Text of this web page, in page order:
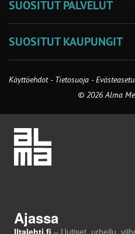
SUOSITUT PALVELUT
SUOSITUT KAUPUNGIT
Käyttöehdot - Tietosuoja -
© 2026 Alma